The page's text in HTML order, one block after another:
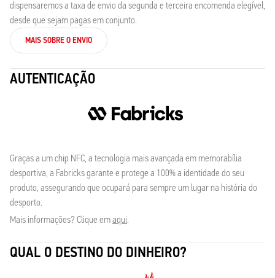
dispensaremos a taxa de envio da segunda e terceira encomenda elegível,
desde que sejam pagas em conjunto.
MAIS SOBRE O ENVIO
AUTENTICAÇÃO
Graças a um chip NFC, a tecnologia mais avançada em memorabília
desportiva, a Fabricks garante e protege a 100% a identidade do seu
produto, assegurando que ocupará para sempre um lugar na história do
desporto.
Mais informações? Clique emaqui.
QUAL O DESTINO DO DINHEIRO?